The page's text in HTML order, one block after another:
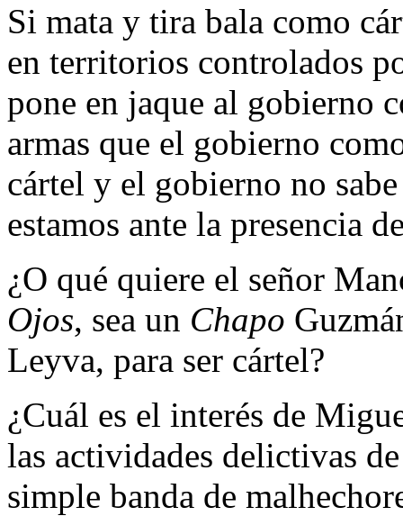
Si mata y tira bala como
en territorios controlados
pone en jaque al gobierno
armas que el gobierno
cártel y el gobierno no
estamos ante la presencia
¿O qué quiere el señor
Ojos, sea un Chapo
Leyva, para ser cártel?
¿Cuál es el interés de
las actividades delictivas
simple banda de